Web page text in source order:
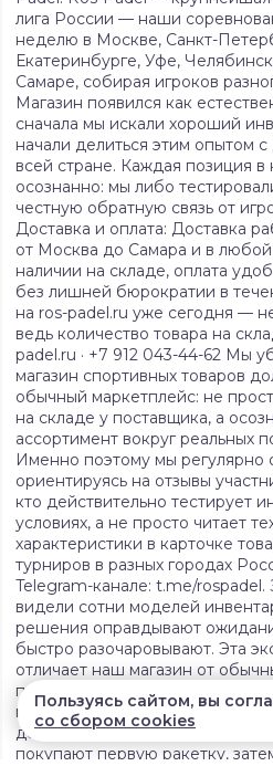
лига России — наши
неделю в Москве, Санкт-
Екатеринбурге, Уфе,
Самаре, собирая игроков
Магазин появился как
сначала мы искали хороший
начали делиться этим опытом
всей стране. Каждая позиция
осознанно: мы либо
честную обратную связь от
Доставка и оплата: Доставка
от Москва до Самара и в любой
наличии на складе, оплата
без лишней бюрократии в
на ros-padel.ru уже сегодня —
ведь количество товара на
padel.ru · +7 912 043-44-62 Мы
магазин спортивных товаров
обычный маркетплейс: не
на складе у поставщика, а
ассортимент вокруг реальных
Именно поэтому мы регулярно
ориентируясь на отзывы
кто действительно тестирует
условиях, а не просто читает
характеристики в карточке
турниров в разных городах
Telegram-канале: t.me/
видели сотни моделей
решения оправдывают
быстро разочаровывают. Эта
отличает наш магазин от
перепродажей чужого
магазином — это не разовая
долгосрочного
покупают первую ракетку,
Пользуясь сайтом, вы
со сбором cookies